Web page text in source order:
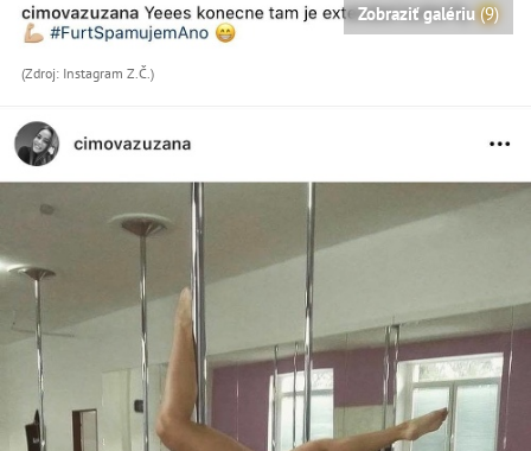
Zobraziť galériu(9)
(Zdroj: Instagram Z.Č.)